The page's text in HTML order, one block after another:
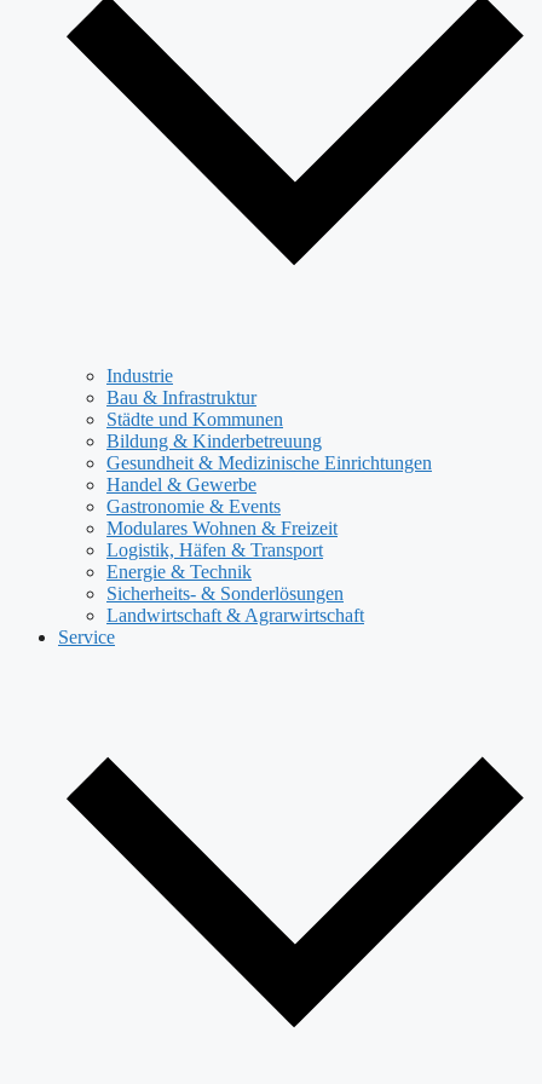
Industrie
Bau & Infrastruktur
Städte und Kommunen
Bildung & Kinderbetreuung
Gesundheit & Medizinische Einrichtungen
Handel & Gewerbe
Gastronomie & Events
Modulares Wohnen & Freizeit
Logistik, Häfen & Transport
Energie & Technik
Sicherheits- & Sonderlösungen
Landwirtschaft & Agrarwirtschaft
Service